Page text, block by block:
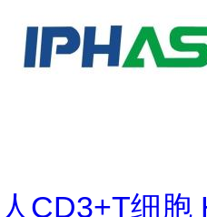
人CD3+T细胞